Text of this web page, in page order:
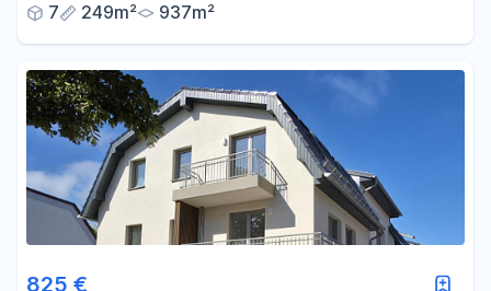
7
249m² 937m²
825 €